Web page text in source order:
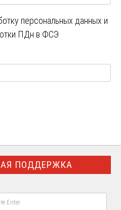
персональных данных и
ПДн в ФСЭ
ПОДДЕРЖКА